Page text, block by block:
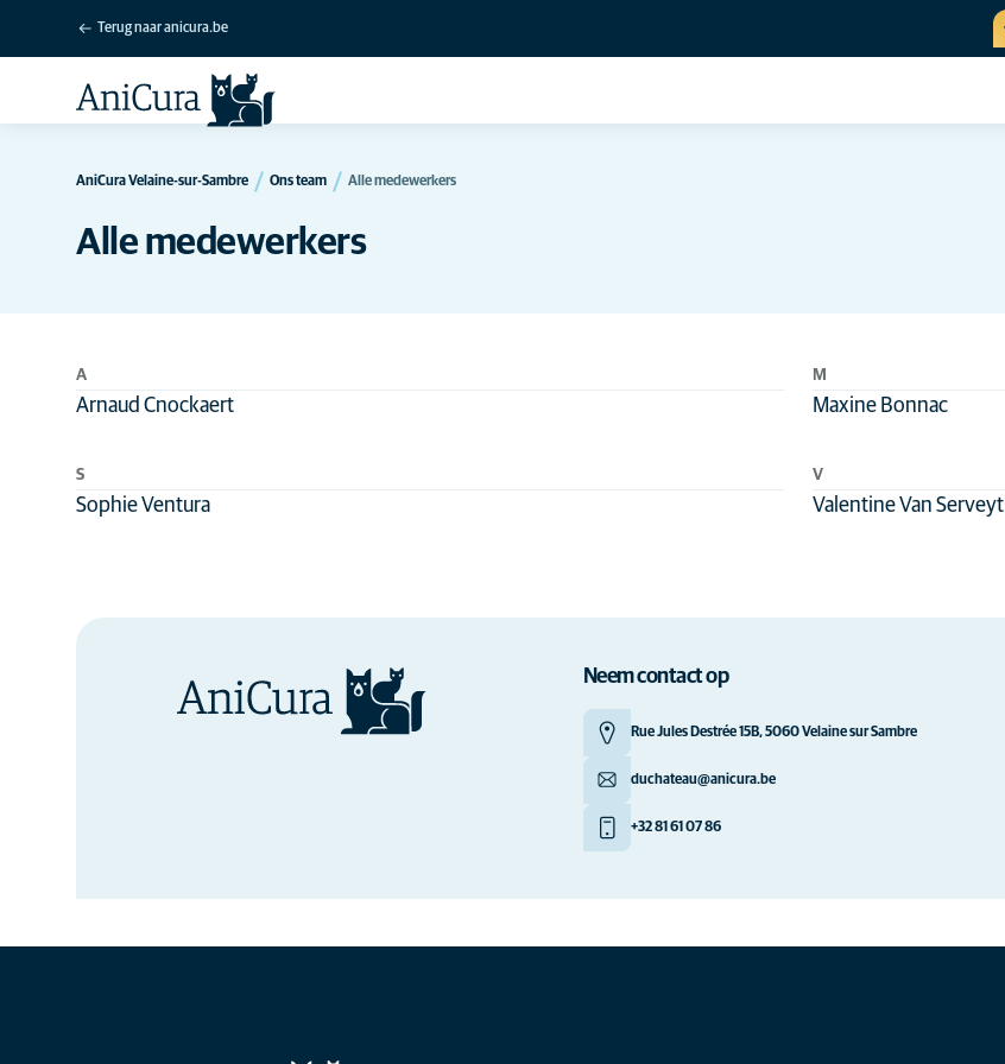
Terug naar anicura.be
AniCura Velaine-sur-Sambre Ons team Alle medewerkers
Alle medewerkers
A
Arnaud Cnockaert
M
Maxine Bonnac
S
Sophie Ventura
V
Valentine Van Serveyt
Neem contact op
Rue Jules Destrée 15B, 5060 Velaine sur Sambre
duchateau@anicura.be
+32 81 61 07 86